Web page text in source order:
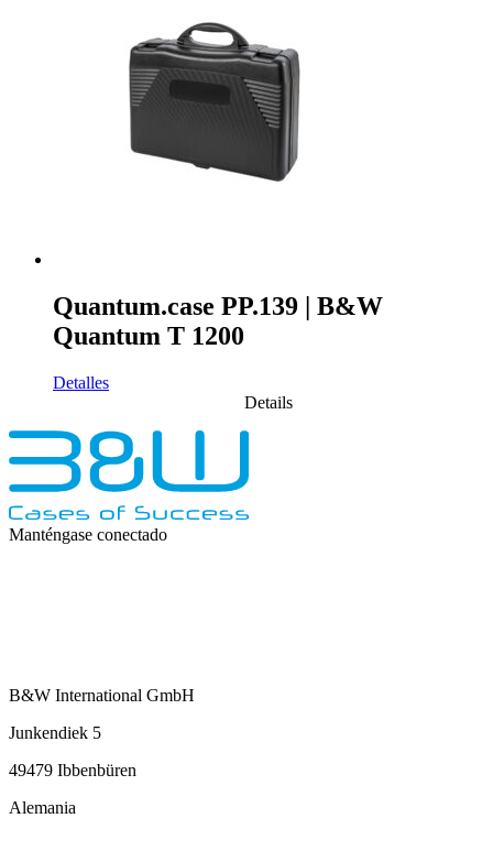
Quantum.case PP.139 | B&W
Quantum T 1200
Detalles
Details
Manténgase conectado
B&W International GmbH
Junkendiek 5
49479 Ibbenbüren
Alemania